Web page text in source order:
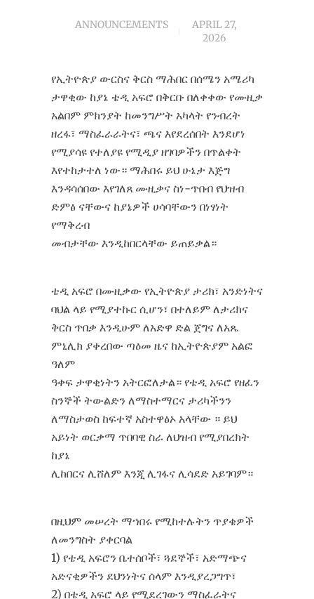
APRIL 27,
2026
ANNOUNCEMENTS
የኢትዮጵያ ውርስና ቅርስ ማሕበር በሰሜን አሜሪካ
ታዋቂው ከያኔ ቴዲ አፍሮ በቅርቡ በለቀቀው የሙዚቃ
አልበም ምክንያት ከመንግሥት አካላት የንብረት
ዘረፋ፣ ማስፈራራትና፣ ጫና እየደረሰበት እንደሆነ
የሚያሳዩ የተለያዩ የሚዲያ ዘገባዎችን በጥልቀት
እየተከታተለ ነው። ማሕበሩ ይህ ሁኔታ እጅግ
እንዳሳሰበው እየገለጸ ሙዚቃና ስነ-ጥበብ የህዝብ
ድምፅ ናቸውና ከያኔዎች ሀሳባቸውን በነፃነት
የማቅረብ
መብታቸው እንዲከበርላቸው ይጠይቃል።
ቴዲ አፍሮ በሙዚቃው የኢትዮጵያ ታሪክ፣ አንድነትና
ባህል ላይ የሚያተኩር ሲሆን፣ በተለይም ለታሪክና
ቅርስ ጥበቃ እንዲሁም ለአድዋ ድል ጀግና ለአጼ
ምኒሊክ ያቀረበው ጣዕመ ዜና ከኢትዮጵያም አልፎ
ዓለም
ዓቀፍ ታዋቂነትን አትርፎለታል። የቴዲ አፍሮ የዘፈን
ስንኞች ትውልድን ለማስተማርና ታሪካችንን
ለማስታወስ ከፍተኛ አስተዋፅኦ አላቸው ። ይህ
አይነት ወርቃማ ጥበባዊ ስራ ለህዝብ የሚያበረክት
ከያኔ
ሊከበርና ሊሸለም እንጂ ሊገፋና ሊሳደድ አይገባም።
በዚህም መሠረት ማኀበሩ የሚከተሉትን ጥያቄዎች
ለመንግስት ያቀርባል
1) የቴዲ አፍሮን ቤተሰቦች፣ ጓደኞች፣ አድማጭና
አድናቂዎችን ደህንነትና ሰላም እንዲያረጋግጥ፣
2) በቴዲ አፍሮ ላይ የሚደረገውን ማስፈራትና